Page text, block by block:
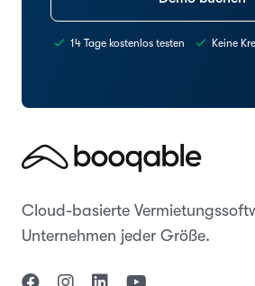
14 Tage kostenlos testen Keine
Cloud-basierte
Unternehmen jeder Größe.